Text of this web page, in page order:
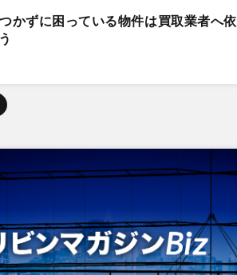
かずに困っている物件は買取業者へ